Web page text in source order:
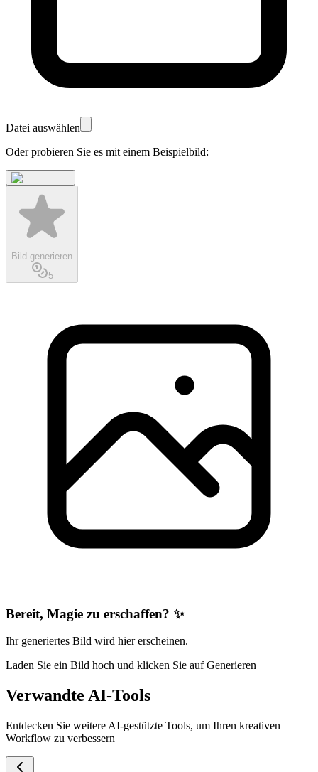
Datei auswählen
Oder probieren Sie es mit einem Beispielbild:
Bild generieren
5
Bereit, Magie zu erschaffen? ✨
Ihr generiertes Bild wird hier erscheinen.
Laden Sie ein Bild hoch und klicken Sie auf Generieren
Verwandte AI-Tools
Entdecken Sie weitere AI-gestützte Tools, um Ihren kreativen
Workflow zu verbessern